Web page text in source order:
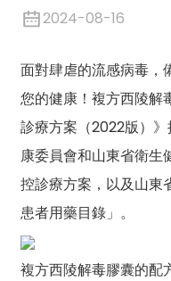
2024-08-16
面對肆虐的流感病毒，
您的健康！複方西陵解
診療方案（2022版）
康委員會和山東省衛生
控診療方案，以及山東
患者用藥目錄」。
複方西陵解毒膠囊的配